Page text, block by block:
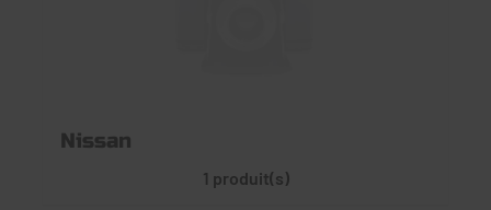
Nissan
1 produit(s)